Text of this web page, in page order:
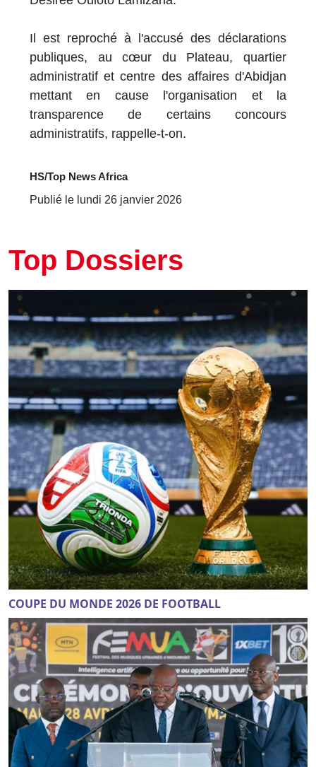
Il est reproché à l'accusé des déclarations
publiques, au cœur du Plateau, quartier
administratif et centre des affaires d'Abidjan
mettant en cause l'organisation et la
transparence de certains concours
administratifs, rappelle-t-on.
HS/Top News Africa
Publié le lundi 26 janvier 2026
Top Dossiers
COUPE DU MONDE 2026 DE FOOTBALL